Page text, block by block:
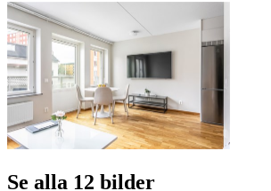
Se alla 12 bilder